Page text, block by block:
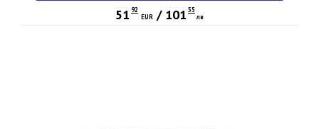
51 92
EUR / 101 55
лв